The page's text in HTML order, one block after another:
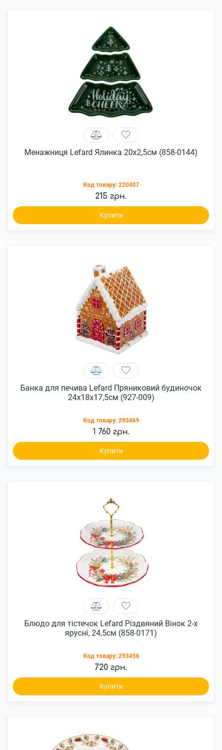
Менажниця Lefard Ялинка 20x2,5см (858-0144)
Код товару: 220407
215 грн.
Купити
Банка для печива Lefard Пряниковий будиночок
24x18x17,5см (927-009)
Код товару: 293469
1 760 грн.
Купити
Блюдо для тістечок Lefard Різдвяний Вінок 2-х
ярусні, 24,5см (858-0171)
Код товару: 293456
720 грн.
Купити